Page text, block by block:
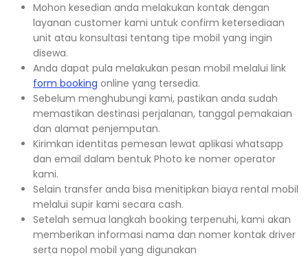
Mohon kesedian anda melakukan kontak dengan
layanan customer kami untuk confirm ketersediaan
unit atau konsultasi tentang tipe mobil yang ingin
disewa.
Anda dapat pula melakukan pesan mobil melalui link
form booking online yang tersedia.
Sebelum menghubungi kami, pastikan anda sudah
memastikan destinasi perjalanan, tanggal pemakaian
dan alamat penjemputan.
Kirimkan identitas pemesan lewat aplikasi whatsapp
dan email dalam bentuk Photo ke nomer operator
kami.
Selain transfer anda bisa menitipkan biaya rental mobil
melalui supir kami secara cash.
Setelah semua langkah booking terpenuhi, kami akan
memberikan informasi nama dan nomer kontak driver
serta nopol mobil yang digunakan